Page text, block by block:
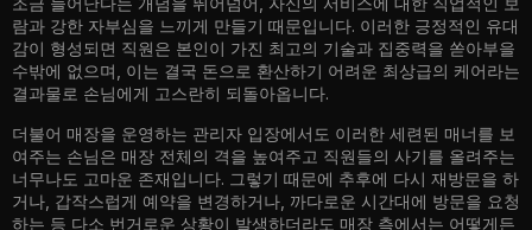
람과 강한 자부심을 느끼게 만들기 때문입니다. 이러한 긍정적인 유대
감이 형성되면 직원은 본인이 가진 최고의 기술과 집중력을 쏟아부을
수밖에 없으며, 이는 결국 돈으로 환산하기 어려운 최상급의 케어라는
결과물로 손님에게 고스란히 되돌아옵니다.
더불어 매장을 운영하는 관리자 입장에서도 이러한 세련된 매너를 보
여주는 손님은 매장 전체의 격을 높여주고 직원들의 사기를 올려주는
너무나도 고마운 존재입니다. 그렇기 때문에 추후에 다시 재방문을 하
거나, 갑작스럽게 예약을 변경하거나, 까다로운 시간대에 방문을 요청
하는 등 다소 번거로운 상황이 발생하더라도 매장 측에서는 어떻게든